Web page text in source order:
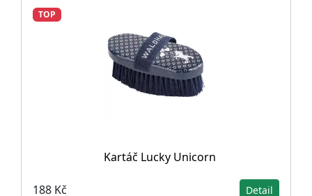
TOP
Kartáč Lucky Unicorn
188 Kč Detail